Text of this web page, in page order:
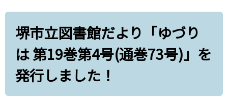
巻73号)」を発⾏しました！
堺市立図書館だより「ゆづり
は 第19巻第4号(通巻73号)」を
発⾏しました！